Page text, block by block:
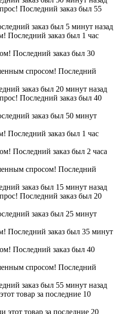
Последний заказ был 55
заказ был 5 минут назад
Последний заказ был 1 час
Последний заказ был 30
спросом! Последний
заказ был 20 минут назад
Последний заказ был 40
заказ был 50 минут
Последний заказ был 1 час
Последний заказ был 2 часа
спросом! Последний
заказ был 15 минут назад
Последний заказ был 20
заказ был 25 минут
Последний заказ был 35 минут
Последний заказ был 40
спросом! Последний
заказ был 55 минут назад
товар за последние 10
этот товар за последние 20